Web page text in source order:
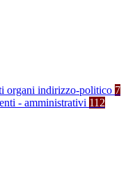
organi indirizzo-politico 7
- amministrativi 112